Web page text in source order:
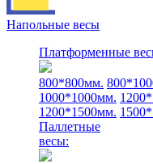
Напольные весы
Платформенные
800*800мм.
1000*1000мм.
1200*1500мм.
Паллетные
весы: